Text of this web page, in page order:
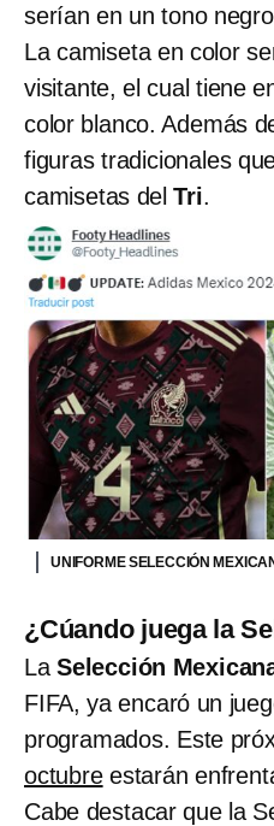
serían en un tono
La camiseta en color
visitante, el cual tiene
color blanco. Además
figuras tradicionales
camisetas delTri.
UNIFORME SELECCIÓN
¿Cúando juega la
La Selección
FIFA, ya encaró un
programados. Este
octubreestarán
Cabe destacar que la